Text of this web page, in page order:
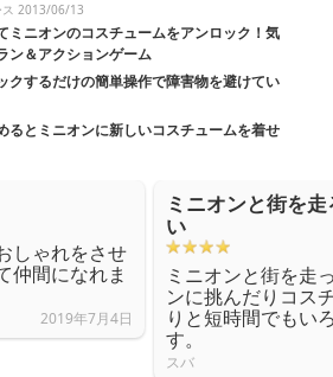
ス 2013/06/13
ミニオンのコスチュームをアンロック！気
ン＆アクションゲーム
クするだけの簡単操作で障害物を避けてい
るとミニオンに新しいコスチュームを着せ
しゃれをさせ
仲間になれま
2019年7月4日
ミニオンと街を
い
ミニオンと街を走
ンに挑んだりコス
りと短時間でもい
す。
スバ